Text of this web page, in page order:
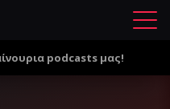
Μ
ο
podcasts μας!